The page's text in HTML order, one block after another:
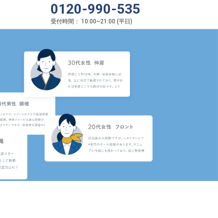
0120-990-535
受付時間： 10:00~21:00 (平日 )